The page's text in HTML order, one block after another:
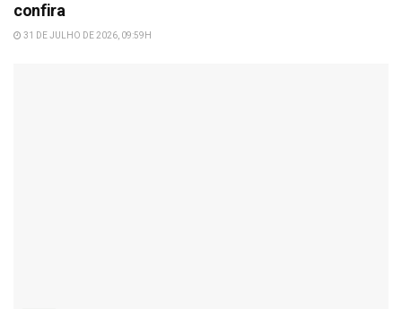
confira
31 DE JULHO DE 2026, 09:59H